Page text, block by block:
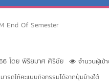
End Of Semester
โดย พิริยมาศ ศิริชัย
จำนวนผู้เข้
ารถให้คะแนนกิจกรรมได้จากปุ่มข้างใต้